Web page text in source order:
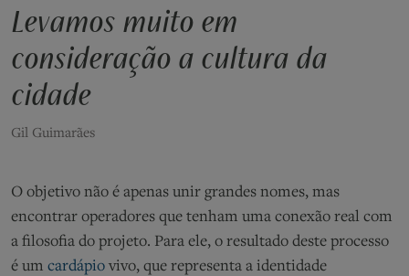
Levamos muito em
consideração a cultura da
cidade
Gil Guimarães
O objetivo não é apenas unir grandes nomes, mas
encontrar operadores que tenham uma conexão real com
a filosofia do projeto. Para ele, o resultado deste processo
é um cardápio vivo, que representa a identidade